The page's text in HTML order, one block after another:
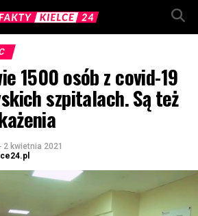
1500 osób z covid-19
szpitalach. Są też
- 2 kwietnia 2021